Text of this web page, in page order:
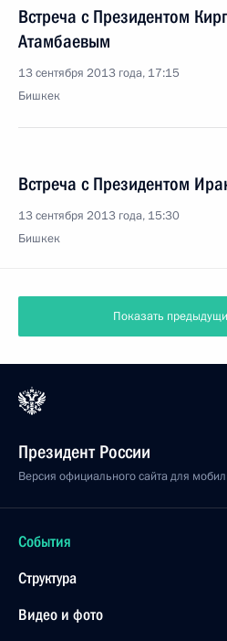
Встреча с Президентом
Атамбаевым
13 сентября 2013 года, 17:15
Бишкек
Встреча с Президентом
13 сентября 2013 года, 15:30
Бишкек
Показать
Президент России
Версия официального сайта для
События
Структура
Видео и фото